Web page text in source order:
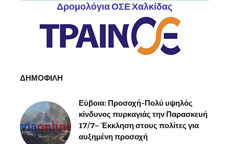
Δρομολόγια ΟΣΕ Χαλκίδας
ΔΗΜΟΦΙΛΗ
Εύβοια: Προσοχή-Πολύ υψηλός
κίνδυνος πυρκαγιάς την Παρασκευή
17/7– Έκκληση στους πολίτες για
αυξημένη προσοχή